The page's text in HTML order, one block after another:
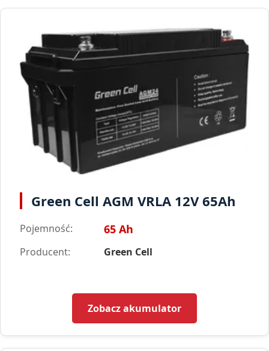
Green Cell AGM VRLA 12V 65Ah
Pojemność: 65 Ah
Producent: Green Cell
Zobacz akumulator